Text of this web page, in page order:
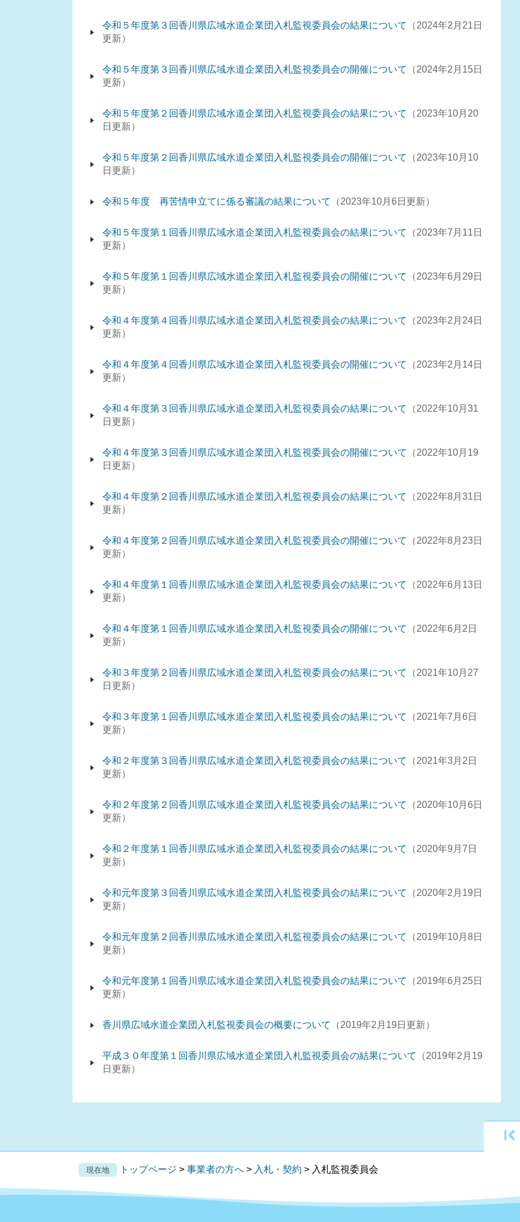
令和５年度第３回香川県広域水道企業団入札監視委員会の結果について
2024年2月21日
更新
令和５年度第３回香川県広域水道企業団入札監視委員会の開催について
2024年2月15日
更新
令和５年度第２回香川県広域水道企業団入札監視委員会の結果について
2023年10月20
日更新
令和５年度第２回香川県広域水道企業団入札監視委員会の開催について
2023年10月10
日更新
令和５年度 再苦情申立てに係る審議の結果について 2023年10月6日更新
令和５年度第１回香川県広域水道企業団入札監視委員会の結果について
2023年7月11日
更新
令和５年度第１回香川県広域水道企業団入札監視委員会の開催について
2023年6月29日
更新
令和４年度第４回香川県広域水道企業団入札監視委員会の結果について
2023年2月24日
更新
令和４年度第４回香川県広域水道企業団入札監視委員会の開催について
2023年2月14日
更新
令和４年度第３回香川県広域水道企業団入札監視委員会の結果について
2022年10月31
日更新
令和４年度第３回香川県広域水道企業団入札監視委員会の開催について
2022年10月19
日更新
令和４年度第２回香川県広域水道企業団入札監視委員会の結果について
2022年8月31日
更新
令和４年度第２回香川県広域水道企業団入札監視委員会の開催について
2022年8月23日
更新
令和４年度第１回香川県広域水道企業団入札監視委員会の結果について
2022年6月13日
更新
令和４年度第１回香川県広域水道企業団入札監視委員会の開催について
2022年6月2日
更新
令和３年度第２回香川県広域水道企業団入札監視委員会の結果について
2021年10月27
日更新
令和３年度第１回香川県広域水道企業団入札監視委員会の結果について
2021年7月6日
更新
令和２年度第３回香川県広域水道企業団入札監視委員会の結果について
2021年3月2日
更新
令和２年度第２回香川県広域水道企業団入札監視委員会の結果について
2020年10月6日
更新
令和２年度第１回香川県広域水道企業団入札監視委員会の結果について
2020年9月7日
更新
令和元年度第３回香川県広域水道企業団入札監視委員会の結果について
2020年2月19日
更新
令和元年度第２回香川県広域水道企業団入札監視委員会の結果について
2019年10月8日
更新
令和元年度第１回香川県広域水道企業団入札監視委員会の結果について
2019年6月25日
更新
香川県広域水道企業団入札監視委員会の概要について 2019年2月19日更新
平成３０年度第１回香川県広域水道企業団入札監視委員会の結果について
2019年2月19
日更新
現在地 トップページ > 事業者の方へ > 入札・契約 > 入札監視委員会